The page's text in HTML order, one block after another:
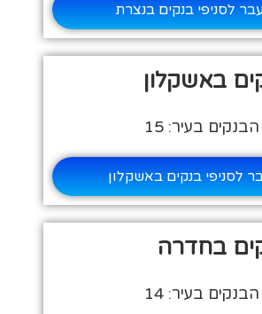
לסניפי בנקים בנצרת
באשקלון
בעיר: 15
לסניפי בנקים באשקלון
בחדרה
בעיר: 14